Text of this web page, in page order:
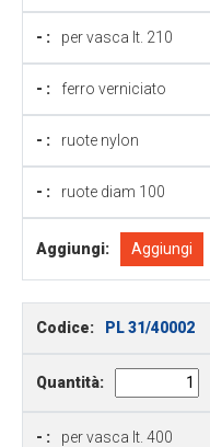
- : per vasca lt. 210
- : ferro verniciato
- : ruote nylon
- : ruote diam 100
Aggiungi: Aggiungi
Codice: PL 31/40002
Quantità:
- : per vasca lt. 400